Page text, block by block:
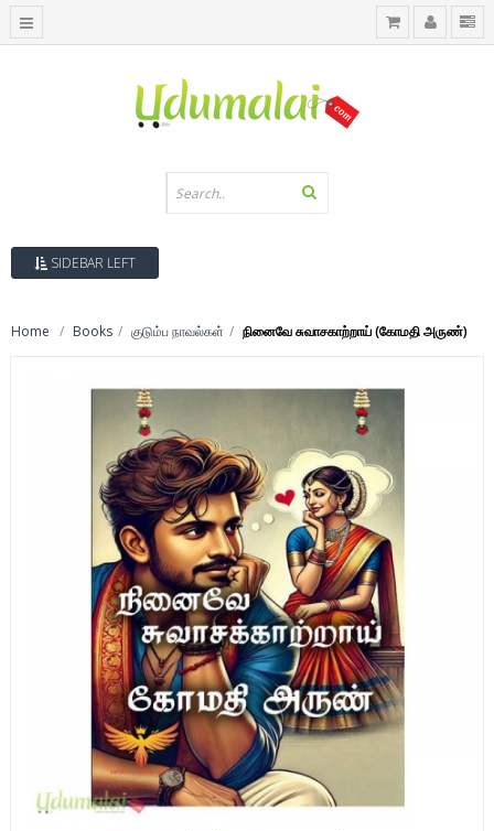
SIDEBAR LEFT
Home Books குடும்ப நாவல்கள் நினைவே சுவாசகாற்றாய் (கோமதி அருண்)